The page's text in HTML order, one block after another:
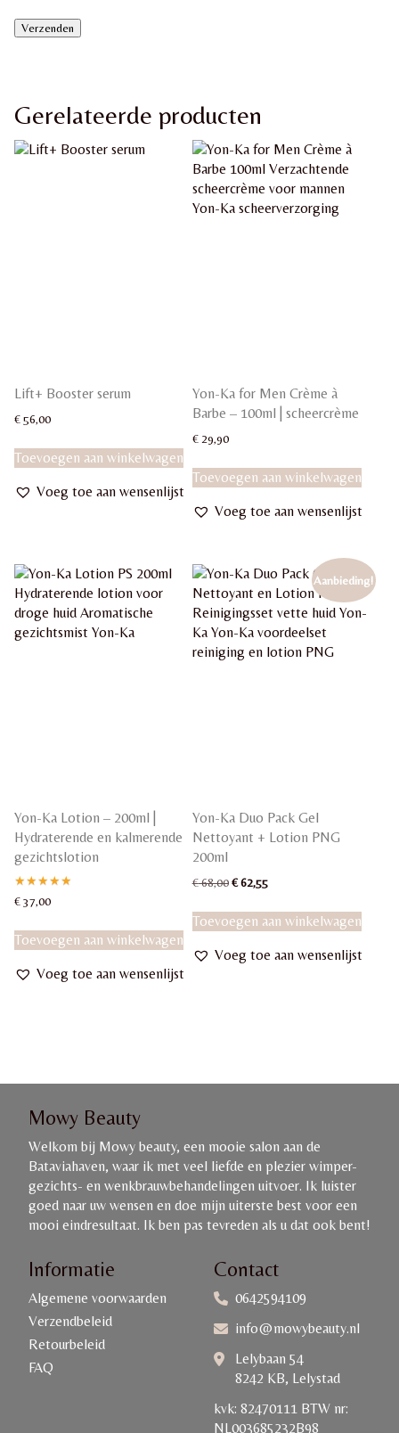
Gerelateerde producten
Lift+ Booster serum
€56,00
Toevoegen aan winkelwagen
Voeg toe aan wensenlijst
Yon-Ka for Men Crème à
Barbe – 100ml | scheercrème
€29,90
Toevoegen aan winkelwagen
Voeg toe aan wensenlijst
Yon-Ka Lotion – 200ml |
Hydraterende en kalmerende
gezichtslotion
Gewaardeerd
5.00
€37,00
Toevoegen aan winkelwagen
Voeg toe aan wensenlijst
Aanbieding!
Yon-Ka Duo Pack Gel
Nettoyant + Lotion PNG
200ml
€68,00 Oorspronkelijke
was:
€ 68,00.
€62,55Huidige
is:
€ 62,55.
Toevoegen aan winkelwagen
Voeg toe aan wensenlijst
Mowy Beauty
Welkom bij Mowy beauty, een mooie salon aan de
Bataviahaven, waar ik met veel liefde en plezier wimper-
gezichts- en wenkbrauwbehandelingen uitvoer. Ik luister
goed naar uw wensen en doe mijn uiterste best voor een
mooi eindresultaat. Ik ben pas tevreden als u dat ook bent!
Informatie
Algemene voorwaarden
Verzendbeleid
Retourbeleid
FAQ
Contact
0642594109
info@mowybeauty.nl
Lelybaan 54
8242 KB, Lelystad
kvk: 82470111 BTW nr:
NL003685232B98